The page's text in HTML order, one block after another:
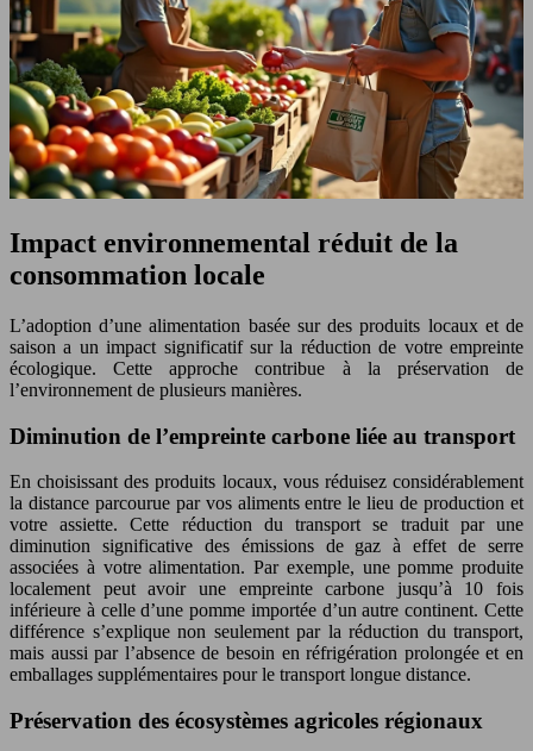
Impact environnemental réduit de la
consommation locale
L’adoption d’une alimentation basée sur des produits locaux et de
saison a un impact significatif sur la réduction de votre empreinte
écologique. Cette approche contribue à la préservation de
l’environnement de plusieurs manières.
Diminution de l’empreinte carbone liée au transport
En choisissant des produits locaux, vous réduisez considérablement
la distance parcourue par vos aliments entre le lieu de production et
votre assiette. Cette réduction du transport se traduit par une
diminution significative des émissions de gaz à effet de serre
associées à votre alimentation. Par exemple, une pomme produite
localement peut avoir une empreinte carbone jusqu’à 10 fois
inférieure à celle d’une pomme importée d’un autre continent. Cette
différence s’explique non seulement par la réduction du transport,
mais aussi par l’absence de besoin en réfrigération prolongée et en
emballages supplémentaires pour le transport longue distance.
Préservation des écosystèmes agricoles régionaux